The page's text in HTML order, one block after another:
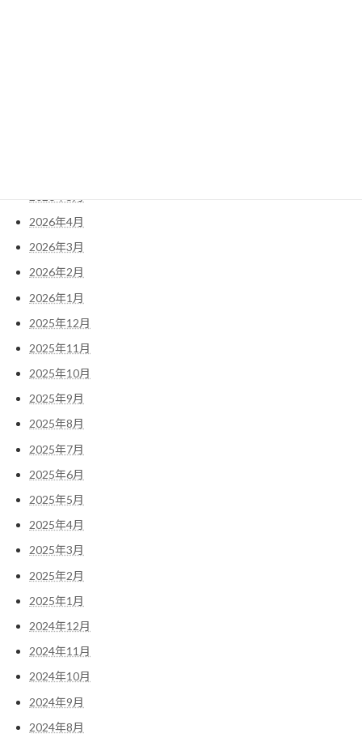
2026年5月
2026年4月
2026年3月
2026年2月
2026年1月
2025年12月
2025年11月
2025年10月
2025年9月
2025年8月
2025年7月
2025年6月
2025年5月
2025年4月
2025年3月
2025年2月
2025年1月
2024年12月
2024年11月
2024年10月
2024年9月
2024年8月